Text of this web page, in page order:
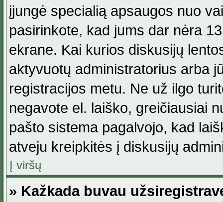
įjungė specialią apsaugos nuo
pasirinkote, kad jums dar nėra
ekrane. Kai kurios diskusijų
aktyvuotų administratorius arba
registracijos metu. Ne už ilgo
negavote el. laiško, greičiausiai
pašto sistema pagalvojo, kad
atveju kreipkitės į diskusijų
Į viršų
» Kažkada buvau